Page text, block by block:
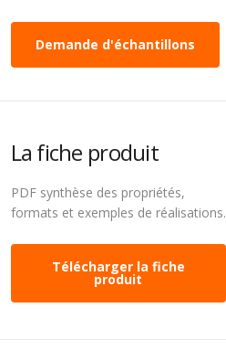
Demande d'échantillons
La fiche produit
PDF synthèse des propriétés,
formats et exemples de réalisations.
Télécharger la fiche
produit